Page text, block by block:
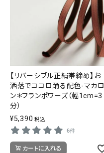
【リバーシブル正絹帯締め】お
洒落でココロ踊る配色-マカロ
ン＊フランポワーズ（幅1cm=3
分）
¥5,390 税込
6件
カートに入れる